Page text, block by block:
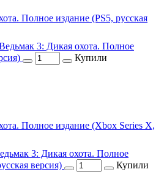
Полное издание (PS5, русская
3: Дикая охота. Полное
Купили
Полное издание (Xbox Series X,
3: Дикая охота. Полное
версия)
Купили